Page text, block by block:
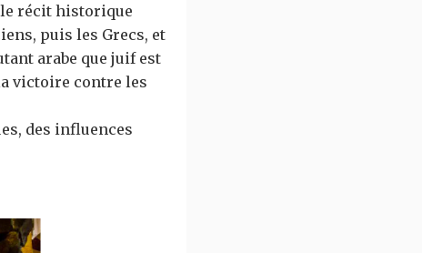
le récit historique
puis les Grecs, et
arabe que juif est
victoire contre les
des influences